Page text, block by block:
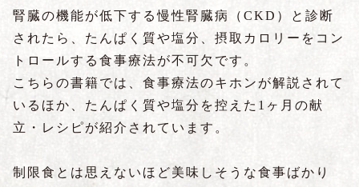
腎臓の機能が低下する慢性腎臓病（CKD）と診断
されたら、たんぱく質や塩分、摂取カロリーをコン
トロールする食事療法が不可欠です。
こちらの書籍では、食事療法のキホンが解説されて
いるほか、たんぱく質や塩分を控えた1ヶ月の献
立・レシピが紹介されています。
制限食とは思えないほど美味しそうな食事ばかり